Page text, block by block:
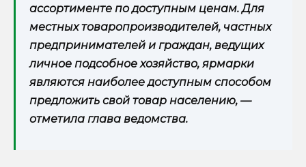
ассортименте по доступным ценам. Для
местных товаропроизводителей, частных
предпринимателей и граждан, ведущих
личное подсобное хозяйство, ярмарки
являются наиболее доступным способом
предложить свой товар населению, —
отметила глава ведомства.